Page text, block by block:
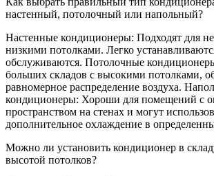
настенный, потолочный или напольный?
Настенные кондиционеры: Подходят для
низкими потолками. Легко
обслуживаются. Потолочные
больших складов с высокими потолками,
равномерное распределение воздуха.
кондиционеры: Хороши для помещений с
пространством на стенах и могут
дополнительное охлаждение в
Можно ли установить кондиционер в
высотой потолков?